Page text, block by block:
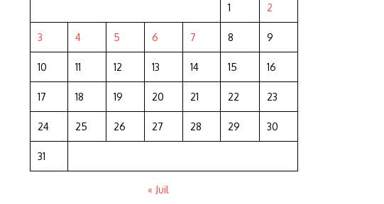
1 2
3 4 5 6 7 8 9
10 11 12 13 14 15 16
17 18 19 20 21 22 23
24 25 26 27 28 29 30
31
« Juil